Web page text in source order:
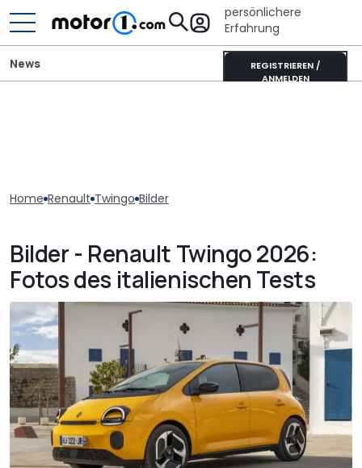
persönlichere
Erfahrung
REGISTRIEREN /
ANMELDEN
News
Home Renault Twingo Bilder
Bilder - Renault Twingo 2026:
Fotos des italienischen Tests